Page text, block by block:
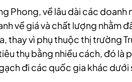
Phong, về lâu dài các doanh
về giá và chất lượng nhằm
thay vì phụ thuộc thị trường
thụ bằng nhiều cách, đó là
đi các quốc gia khác